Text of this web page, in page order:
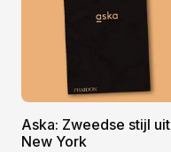
Aska: Zweedse stijl uit
New York